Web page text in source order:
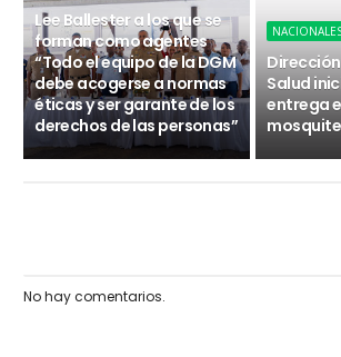
Lee Ballester a los que se
forman como agentes
“Todo el equipo de la DGM
debe acogerse a normas
éticas y ser garante de los
derechos de las personas”
Salud
entrega
No hay comentarios.